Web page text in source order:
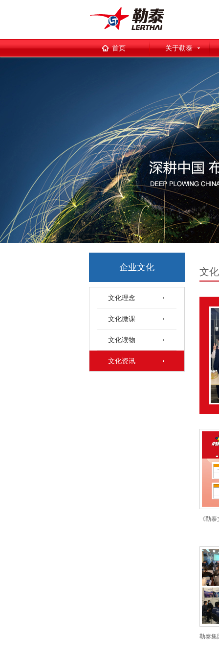
首页 关于勒泰
企业文化
文化理念
文化微课
文化读物
文化资讯
文
《勒
勒泰集